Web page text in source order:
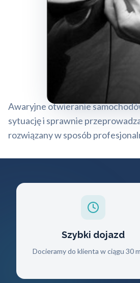
Awaryjne otwieranie
sytuację i sprawnie
rozwiązany w sposób
Szybki dojazd
Docieramy do klienta w ciągu 30